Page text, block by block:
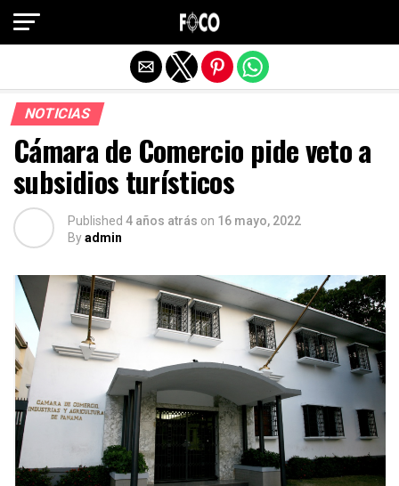
NOTICIAS
Cámara de Comercio pide veto a
subsidios turísticos
Published 4 años atrás on 16 mayo, 2022
Byadmin
Salir de la versión móvil